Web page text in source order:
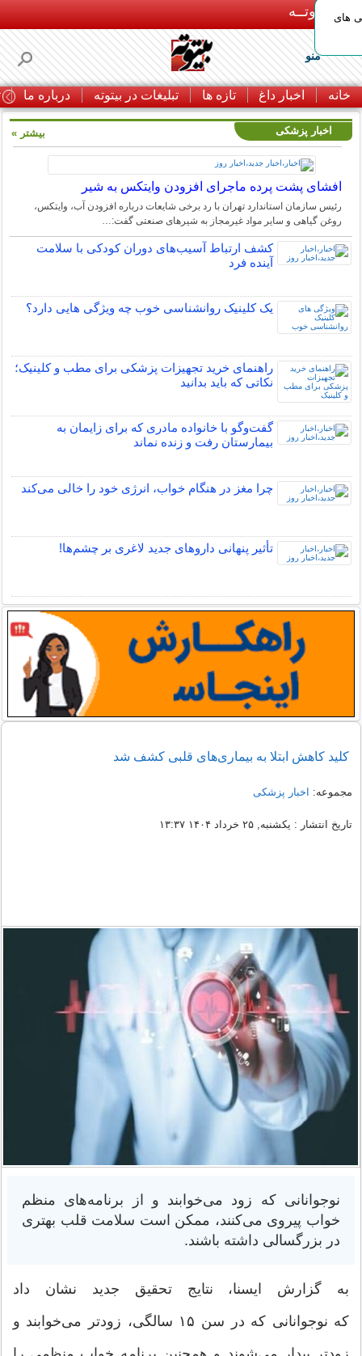
بـیتوتــه
منو
خانه اخبار داغ تازه ها تبلیغات در بیتوته درباره ما
های
اخبار پزشکی
افشای پشت پرده ماجرای افزودن وایتکس به شیر
رئیس سازمان استاندارد تهران با رد برخی شایعات درباره افزودن آب، وایتکس،
روغن گیاهی و سایر مواد غیرمجاز به شیرهای صنعتی گفت:…
کشف ارتباط آسیب‌های دوران کودکی با سلامت
آینده فرد
یک کلینیک روانشناسی خوب چه ویژگی هایی دارد؟
راهنمای خرید تجهیزات پزشکی برای مطب و کلینیک؛
نکاتی که باید بدانید
گفت‌وگو با خانواده مادری که برای زایمان به
بیمارستان رفت و زنده نماند
چرا مغز در هنگام خواب، انرژی خود را خالی می‌کند
تأثیر پنهانی داروهای جدید لاغری بر چشم‌ها!
بیشتر »
کلید کاهش ابتلا به بیماری‌های قلبی کشف شد
مجموعه: اخبار پزشکی
تاریخ انتشار : یکشنبه, ۲۵ خرداد ۱۴۰۴ ۱۳:۳۷
نوجوانانی که زود می‌خوابند و از برنامه‌های منظم
خواب پیروی می‌کنند، ممکن است سلامت قلب بهتری
در بزرگسالی داشته باشند.
به گزارش ایسنا، نتایج تحقیق جدید نشان داد
که نوجوانانی که در سن ۱۵ سالگی، زودتر می‌خوابند و